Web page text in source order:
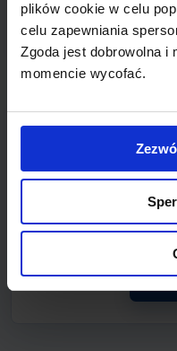
plików cookie w celu
celu zapewniania
Zgoda jest dobrowolna i
momencie wycofać.
przelew,